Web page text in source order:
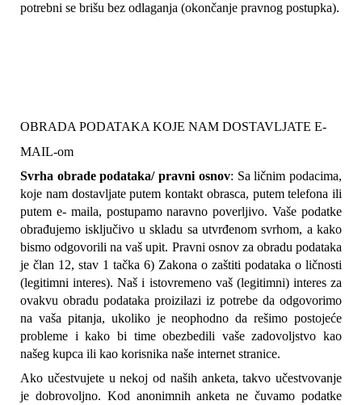
potrebni se brišu bez odlaganja (okončanje pravnog postupka).
OBRADA PODATAKA KOJE NAM DOSTAVLJATE E-
MAIL-om
Svrha obrade podataka/ pravni osnov: Sa ličnim podacima,
koje nam dostavljate putem kontakt obrasca, putem telefona ili
putem e- maila, postupamo naravno poverljivo. Vaše podatke
obrađujemo isključivo u skladu sa utvrđenom svrhom, a kako
bismo odgovorili na vaš upit. Pravni osnov za obradu podataka
je član 12, stav 1 tačka 6) Zakona o zaštiti podataka o ličnosti
(legitimni interes). Naš i istovremeno vaš (legitimni) interes za
ovakvu obradu podataka proizilazi iz potrebe da odgovorimo
na vaša pitanja, ukoliko je neophodno da rešimo postojeće
probleme i kako bi time obezbedili vaše zadovoljstvo kao
našeg kupca ili kao korisnika naše internet stranice.
Ako učestvujete u nekoj od naših anketa, takvo učestvovanje
je dobrovoljno. Kod anonimnih anketa ne čuvamo podatke